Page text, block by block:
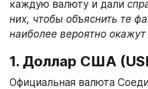
каждую валюту и дали
них, чтобы объяснить те
наиболее вероятно
1. Доллар США
Официальная валюта